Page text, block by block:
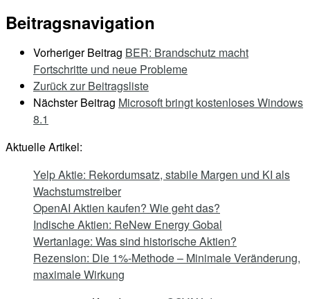
Beitragsnavigation
Vorheriger Beitrag BER: Brandschutz macht
Fortschritte und neue Probleme
Zurück zur Beitragsliste
Nächster Beitrag Microsoft bringt kostenloses Windows
8.1
Aktuelle Artikel:
Yelp Aktie: Rekordumsatz, stabile Margen und KI als
Wachstumstreiber
OpenAI Aktien kaufen? Wie geht das?
Indische Aktien: ReNew Energy Gobal
Wertanlage: Was sind historische Aktien?
Rezension: Die 1%-Methode – Minimale Veränderung,
maximale Wirkung